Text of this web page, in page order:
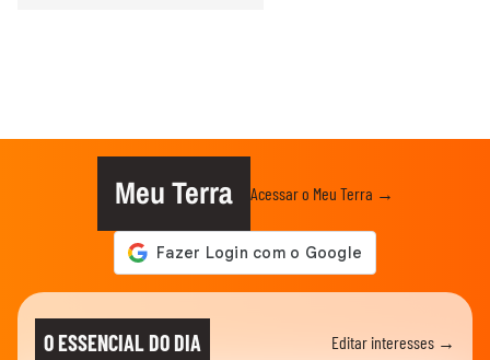
Meu Terra Acessar o Meu Terra →
O ESSENCIAL DO DIA Editar interesses →